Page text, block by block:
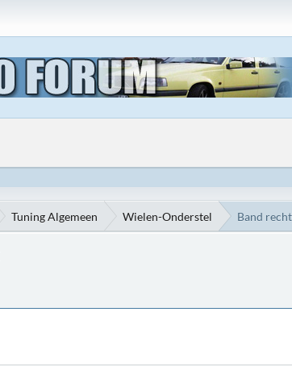
Tuning Algemeen Wielen-Onderstel Band